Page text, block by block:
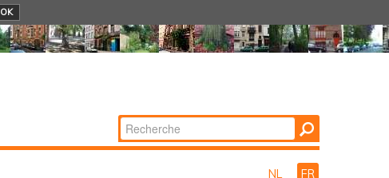
OK
Chercher par
Recherche
NL FR